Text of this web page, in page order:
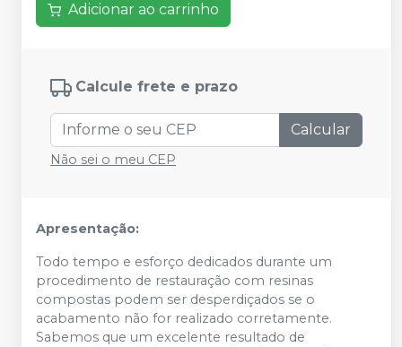
Adicionar ao carrinho
Calcule frete e prazo
Calcular
Não sei o meu CEP
Apresentação:
Todo tempo e esforço dedicados durante um
procedimento de restauração com resinas
compostas podem ser desperdiçados se o
acabamento não for realizado corretamente.
Sabemos que um excelente resultado de